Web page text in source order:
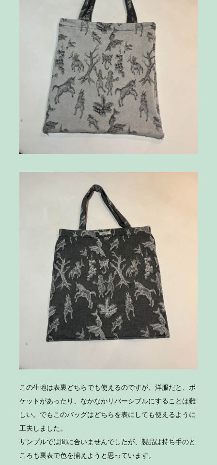
この生地は表裏どちらでも使えるのですが、洋服だと、ポ
ケットがあったり、なかなかリバーシブルにすることは難
しい。でもこのバッグはどちらを表にしても使えるように
工夫しました。
サンプルでは間に合いませんでしたが、製品は持ち手のと
ころも裏表で色を揃えようと思っています。